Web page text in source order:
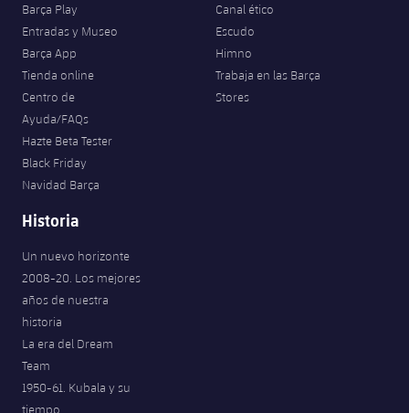
Barça Play
Entradas y Museo
Barça App
Tienda online
Centro de
Ayuda/FAQs
Hazte Beta Tester
Black Friday
Navidad Barça
Canal ético
Escudo
Himno
Trabaja en las Barça
Stores
Historia
Un nuevo horizonte
2008-20. Los mejores
años de nuestra
historia
La era del Dream
Team
1950-61. Kubala y su
tiempo